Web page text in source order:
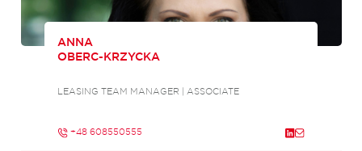
ANNA
OBERC-KRZYCKA
LEASING TEAM MANAGER | ASSOCIATE
+48 608550555